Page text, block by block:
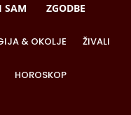
SAM ZGODBE
& OKOLJE ŽIVALI
HOROSKOP